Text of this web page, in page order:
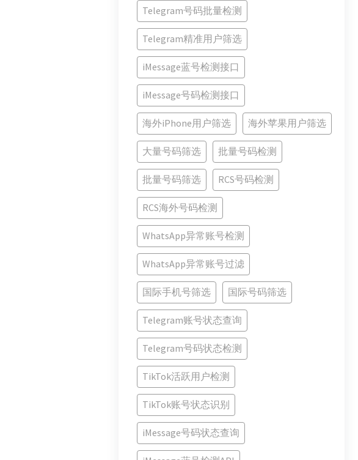
Telegram号码批量检测
Telegram精准用户筛选
iMessage蓝号检测接口
iMessage号码检测接口
海外iPhone用户筛选 海外苹果用户筛选
大量号码筛选 批量号码检测
批量号码筛选 RCS号码检测
RCS海外号码检测
WhatsApp异常账号检测
WhatsApp异常账号过滤
国际手机号筛选 国际号码筛选
Telegram账号状态查询
Telegram号码状态检测
TikTok活跃用户检测
TikTok账号状态识别
iMessage号码状态查询